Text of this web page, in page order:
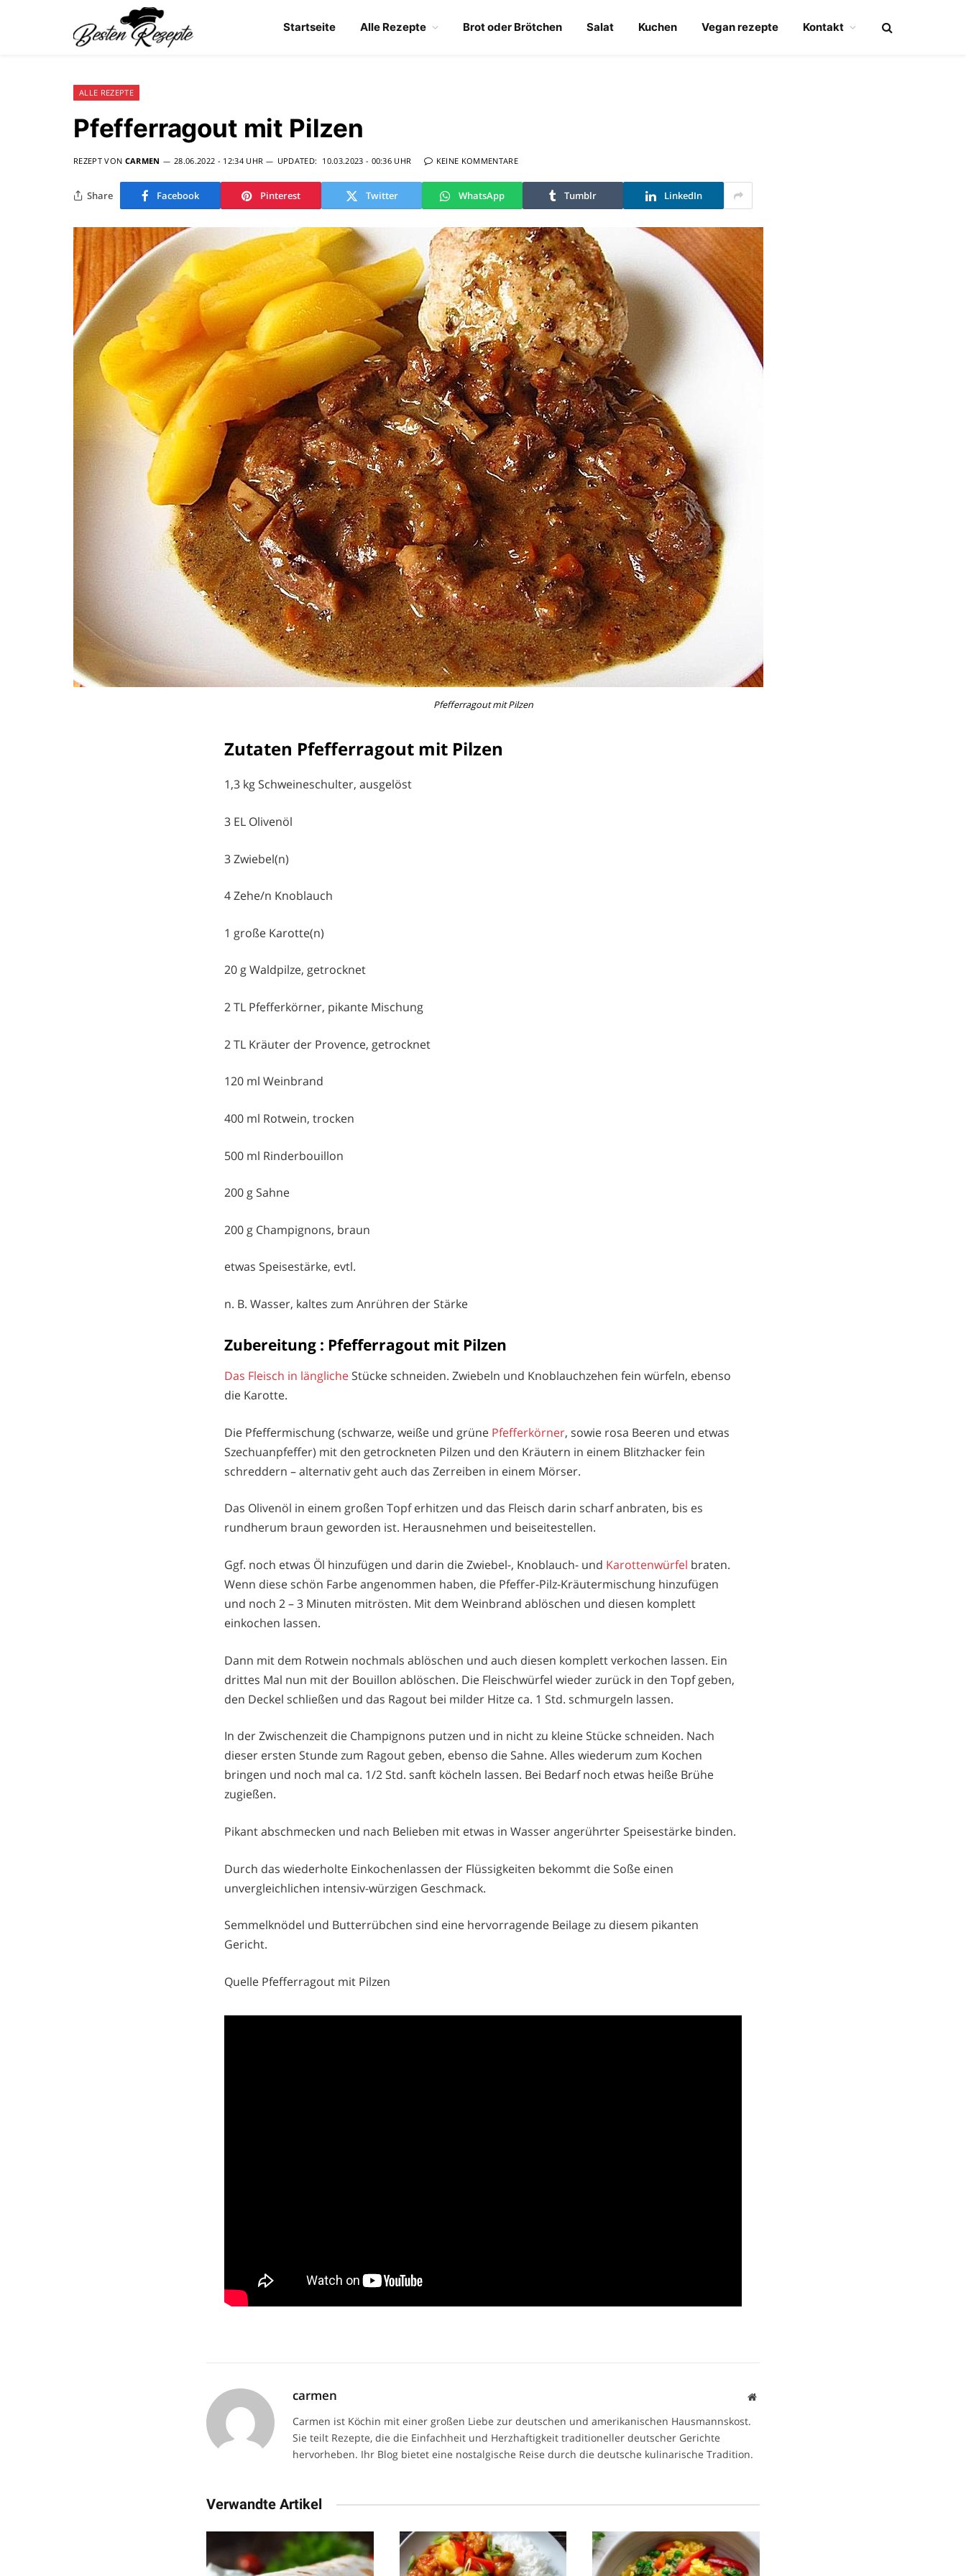
Startseite Alle Rezepte Brot oder Brötchen Salat Kuchen Vegan rezepte Kontakt
ALLE REZEPTE
Pfefferragout mit Pilzen
REZEPT VON CARMEN 28.06.2022 - 12:34 UHR UPDATED: 10.03.2023 - 00:36 UHR KEINE KOMMENTARE
Share Facebook Pinterest Twitter WhatsApp Tumblr LinkedIn
Pfefferragout mit Pilzen
Zutaten Pfefferragout mit Pilzen
1,3 kg Schweineschulter, ausgelöst
3 EL Olivenöl
3 Zwiebel(n)
4 Zehe/n Knoblauch
1 große Karotte(n)
20 g Waldpilze, getrocknet
2 TL Pfefferkörner, pikante Mischung
2 TL Kräuter der Provence, getrocknet
120 ml Weinbrand
400 ml Rotwein, trocken
500 ml Rinderbouillon
200 g Sahne
200 g Champignons, braun
etwas Speisestärke, evtl.
n. B. Wasser, kaltes zum Anrühren der Stärke
Zubereitung : Pfefferragout mit Pilzen
Das Fleisch in längliche Stücke schneiden. Zwiebeln und Knoblauchzehen fein würfeln, ebenso
die Karotte.
Die Pfeffermischung (schwarze, weiße und grüne Pfefferkörner, sowie rosa Beeren und etwas
Szechuanpfeffer) mit den getrockneten Pilzen und den Kräutern in einem Blitzhacker fein
schreddern – alternativ geht auch das Zerreiben in einem Mörser.
Das Olivenöl in einem großen Topf erhitzen und das Fleisch darin scharf anbraten, bis es
rundherum braun geworden ist. Herausnehmen und beiseitestellen.
Ggf. noch etwas Öl hinzufügen und darin die Zwiebel-, Knoblauch- und Karottenwürfel braten.
Wenn diese schön Farbe angenommen haben, die Pfeffer-Pilz-Kräutermischung hinzufügen
und noch 2 – 3 Minuten mitrösten. Mit dem Weinbrand ablöschen und diesen komplett
einkochen lassen.
Dann mit dem Rotwein nochmals ablöschen und auch diesen komplett verkochen lassen. Ein
drittes Mal nun mit der Bouillon ablöschen. Die Fleischwürfel wieder zurück in den Topf geben,
den Deckel schließen und das Ragout bei milder Hitze ca. 1 Std. schmurgeln lassen.
In der Zwischenzeit die Champignons putzen und in nicht zu kleine Stücke schneiden. Nach
dieser ersten Stunde zum Ragout geben, ebenso die Sahne. Alles wiederum zum Kochen
bringen und noch mal ca. 1/2 Std. sanft köcheln lassen. Bei Bedarf noch etwas heiße Brühe
zugießen.
Pikant abschmecken und nach Belieben mit etwas in Wasser angerührter Speisestärke binden.
Durch das wiederholte Einkochenlassen der Flüssigkeiten bekommt die Soße einen
unvergleichlichen intensiv-würzigen Geschmack.
Semmelknödel und Butterrübchen sind eine hervorragende Beilage zu diesem pikanten
Gericht.
Quelle Pfefferragout mit Pilzen
carmen Website
Carmen ist Köchin mit einer großen Liebe zur deutschen und amerikanischen Hausmannskost.
Sie teilt Rezepte, die die Einfachheit und Herzhaftigkeit traditioneller deutscher Gerichte
hervorheben. Ihr Blog bietet eine nostalgische Reise durch die deutsche kulinarische Tradition.
Verwandte Artikel